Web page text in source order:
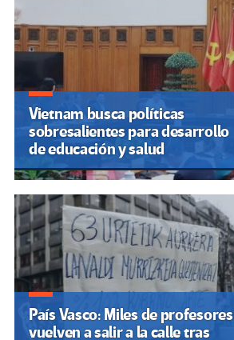
Vietnam busca políticas
sobresalientes para desarrollo
de educación y salud
País Vasco: Miles de profesores
vuelven a salir a la calle tras